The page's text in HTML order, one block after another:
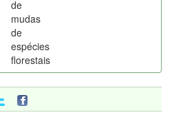
de
mudas
de
espécies
florestais